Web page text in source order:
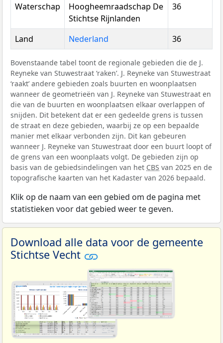
Waterschap
Hoogheemraadschap De
Stichtse Rijnlanden
36
Land Nederland 36
Bovenstaande tabel toont de regionale gebieden die de J.
Reyneke van Stuwestraat ‘raken’. J. Reyneke van Stuwestraat
‘raakt’ andere gebieden zoals buurten en woonplaatsen
wanneer de geometrieën van J. Reyneke van Stuwestraat en
die van de buurten en woonplaatsen elkaar overlappen of
snijden. Dit betekent dat er een gedeelde grens is tussen
de straat en deze gebieden, waarbij ze op een bepaalde
manier met elkaar verbonden zijn. Dit kan gebeuren
wanneer J. Reyneke van Stuwestraat door een buurt loopt of
de grens van een woonplaats volgt. De gebieden zijn op
basis van de gebiedsindelingen van het CBS van 2025 en de
topografische kaarten van het Kadaster van 2026 bepaald.
Klik op de naam van een gebied om de pagina met
statistieken voor dat gebied weer te geven.
Download alle data voor de gemeente
Stichtse Vecht